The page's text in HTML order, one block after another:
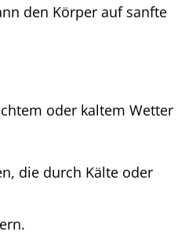
den Körper auf sanfte
oder kaltem Wetter
die durch Kälte oder